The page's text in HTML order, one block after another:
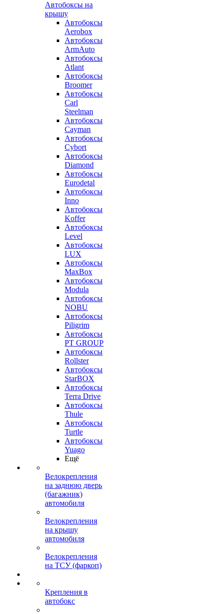
Автобоксы на
крышу
Автобоксы
Aerobox
Автобоксы
ArmAuto
Автобоксы
Atlant
Автобоксы
Broomer
Автобоксы
Carl
Steelman
Автобоксы
Cayman
Автобоксы
Cybort
Автобоксы
Diamond
Автобоксы
Eurodetal
Автобоксы
Inno
Автобоксы
Koffer
Автобоксы
Level
Автобоксы
LUX
Автобоксы
MaxBox
Автобоксы
Modula
Автобоксы
NOBU
Автобоксы
Piligrim
Автобоксы
PT GROUP
Автобоксы
Rollster
Автобоксы
StarBOX
Автобоксы
Terra Drive
Автобоксы
Thule
Автобоксы
Turtle
Автобоксы
Yuago
Ещё
Велокрепления
на заднюю дверь
(багажник)
автомобиля
Велокрепления
на крышу
автомобиля
Велокрепления
на ТСУ (фаркоп)
Крепления в
автобокс